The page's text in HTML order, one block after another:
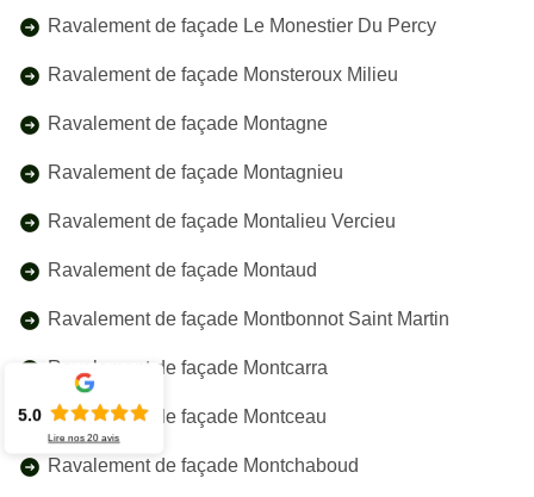
Ravalement de façade Le Monestier Du Percy
Ravalement de façade Monsteroux Milieu
Ravalement de façade Montagne
Ravalement de façade Montagnieu
Ravalement de façade Montalieu Vercieu
Ravalement de façade Montaud
Ravalement de façade Montbonnot Saint Martin
Ravalement de façade Montcarra
Ravalement de façade Montceau
Ravalement de façade Montchaboud
5.0
Lire nos20 avis